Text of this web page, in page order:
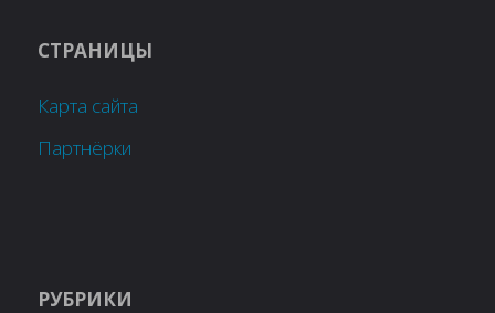
СТРАНИЦЫ
Карта сайта
Партнёрки
РУБРИКИ